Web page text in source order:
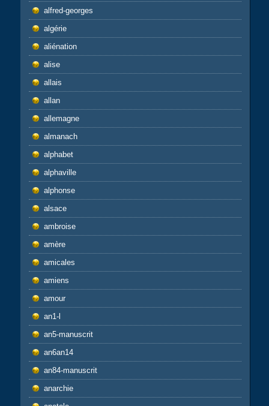
alfred-georges
algérie
aliénation
alise
allais
allan
allemagne
almanach
alphabet
alphaville
alphonse
alsace
ambroise
amère
amicales
amiens
amour
an1-l
an5-manuscrit
an6an14
an84-manuscrit
anarchie